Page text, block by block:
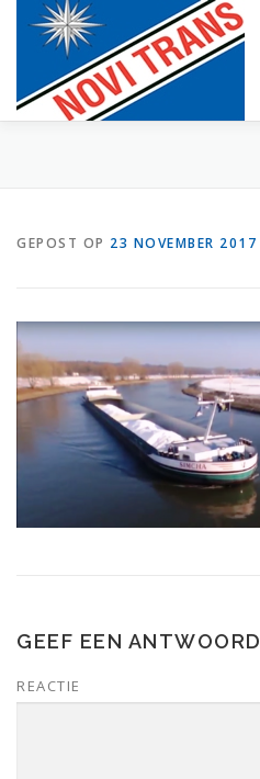
GEPOST OP 23 NOVEMBER 2017
GEEF EEN ANTWOORD
REACTIE